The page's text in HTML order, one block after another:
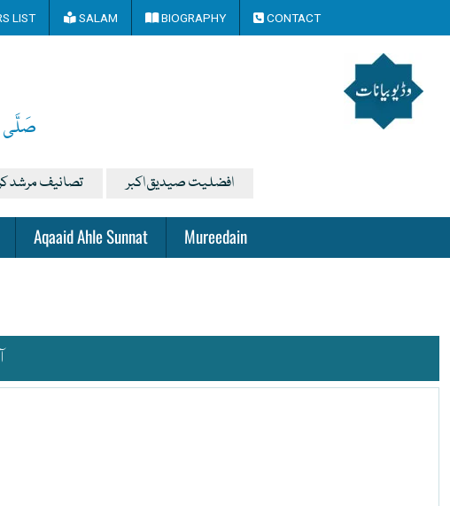
LIST SALAM BIOGRAPHY CONTACT
صَلَّی
تصانیف مرشد افضلیت صیدیق اکبر
Aqaaid Ahle Sunnat Mureedain